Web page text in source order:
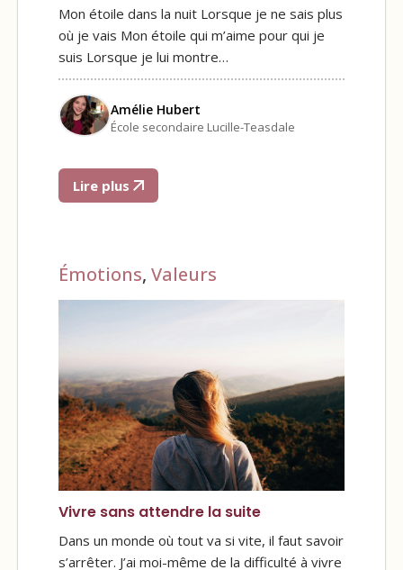
Mon étoile dans la nuit Lorsque je ne sais plus
où je vais Mon étoile qui m’aime pour qui je
suis Lorsque je lui montre…
Amélie Hubert
École secondaire Lucille-Teasdale
Lire plus
Émotions, Valeurs
Vivre sans attendre la suite
Dans un monde où tout va si vite, il faut savoir
s’arrêter. J’ai moi-même de la difficulté à vivre